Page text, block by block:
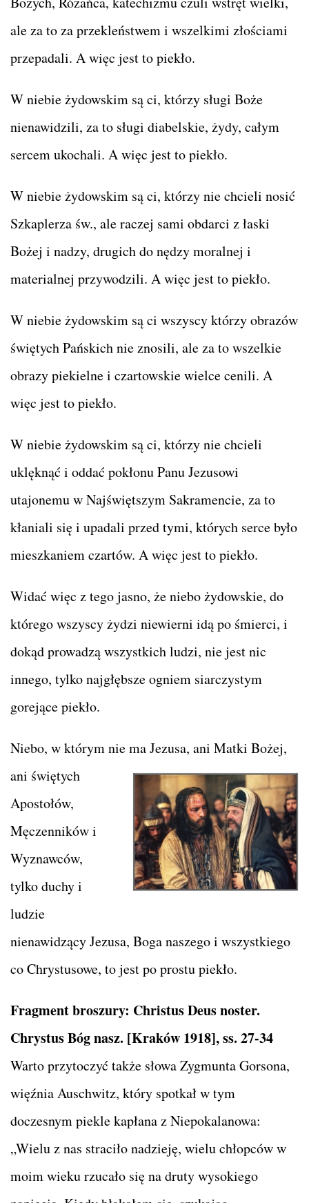
ale za to za przekleństwem i wszelkimi złościami
przepadali. A więc jest to piekło.
W niebie żydowskim są ci, którzy sługi Boże
nienawidzili, za to sługi diabelskie, żydy, całym
sercem ukochali. A więc jest to piekło.
W niebie żydowskim są ci, którzy nie chcieli nosić
Szkaplerza św., ale raczej sami obdarci z łaski
Bożej i nadzy, drugich do nędzy moralnej i
materialnej przywodzili. A więc jest to piekło.
W niebie żydowskim są ci wszyscy którzy obrazów
świętych Pańskich nie znosili, ale za to wszelkie
obrazy piekielne i czartowskie wielce cenili. A
więc jest to piekło.
W niebie żydowskim są ci, którzy nie chcieli
uklęknąć i oddać pokłonu Panu Jezusowi
utajonemu w Najświętszym Sakramencie, za to
kłaniali się i upadali przed tymi, których serce było
mieszkaniem czartów. A więc jest to piekło.
Widać więc z tego jasno, że niebo żydowskie, do
którego wszyscy żydzi niewierni idą po śmierci, i
dokąd prowadzą wszystkich ludzi, nie jest nic
innego, tylko najgłębsze ogniem siarczystym
gorejące piekło.
Niebo, w którym nie ma Jezusa, ani Matki Bożej,
ani świętych
Apostołów,
Męczenników i
Wyznawców,
tylko duchy i
ludzie
nienawidzący Jezusa, Boga naszego i wszystkiego
co Chrystusowe, to jest po prostu piekło.
Fragment broszury: Christus Deus noster.
Chrystus Bóg nasz. [Kraków 1918], ss. 27-34
Warto przytoczyć także słowa Zygmunta Gorsona,
więźnia Auschwitz, który spotkał w tym
doczesnym piekle kapłana z Niepokalanowa:
„Wielu z nas straciło nadzieję, wielu chłopców w
moim wieku rzucało się na druty wysokiego